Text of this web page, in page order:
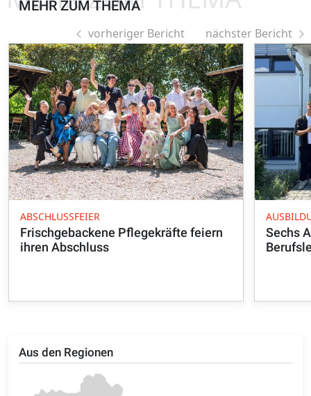
Aus den Regionen
MEHR ZUM THEMA
vorheriger Bericht nächster Bericht
ABSCHLUSSFEIER
Frischgebackene Pflegekräfte feiern
ihren Abschluss
Sechs